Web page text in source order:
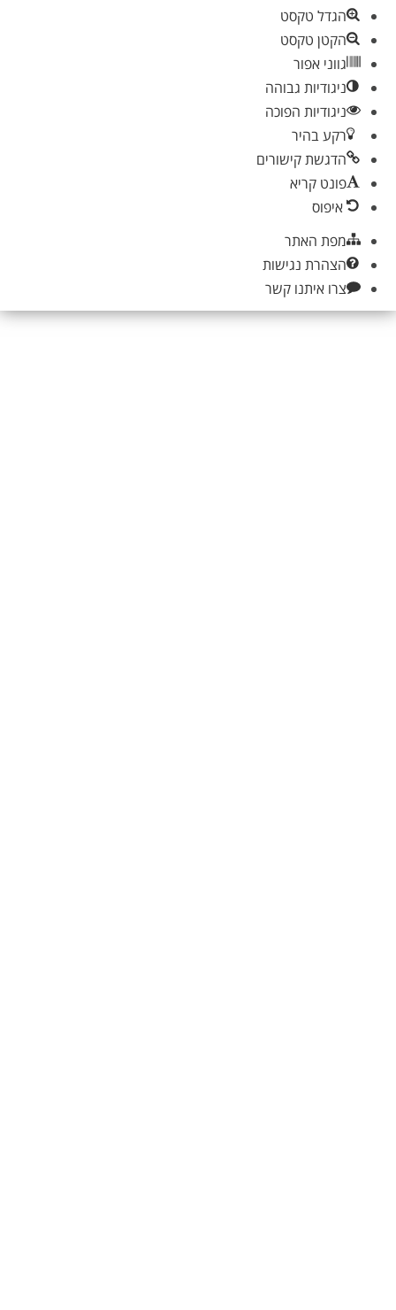
הגדל טקסט
הקטן טקסט
גווני אפור
ניגודיות גבוהה
ניגודיות הפוכה
רקע בהיר
הדגשת קישורים
פונט קריא
איפוס
מפת האתר
הצהרת נגישות
צרו איתנו קשר